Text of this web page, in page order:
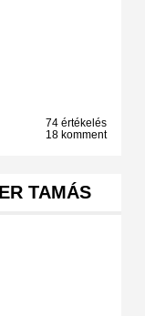
74 értékelés
18 komment
TAMÁS